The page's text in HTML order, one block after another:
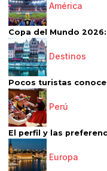
América
Copa del Mundo
Destinos
Pocos turistas
Perú
El perfil y las
Europa